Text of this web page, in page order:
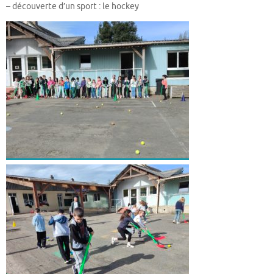
– découverte d’un sport : le hockey